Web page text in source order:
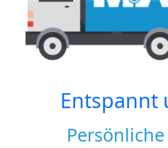
Entspannt